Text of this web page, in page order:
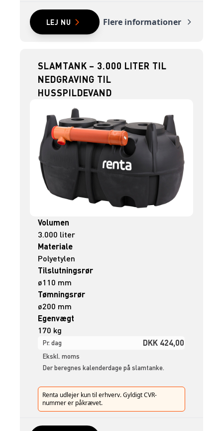
LEJ NU Flere informationer
SLAMTANK – 3.000 LITER TIL
NEDGRAVING TIL
HUSSPILDEVAND
Volumen
3.000 liter
Materiale
Polyetylen
Tilslutningsrør
ø110 mm
Tømningsrør
ø200 mm
Egenvægt
170 kg
Pr. dag DKK 424,00
Ekskl. moms
Der beregnes kalenderdage på slamtanke.
Renta udlejer kun til erhverv. Gyldigt CVR-
nummer er påkrævet.